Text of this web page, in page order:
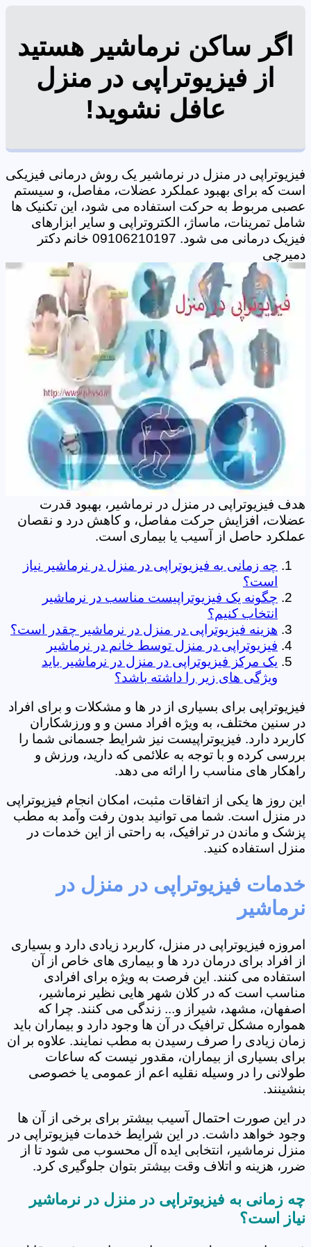
اگر ساکن نرماشیر هستید
از فیزیوتراپی در منزل
عافل نشوید!
فیزیوتراپی در منزل در نرماشیر یک روش درمانی فیزیکی
است که برای بهبود عملکرد عضلات، مفاصل، و سیستم
عصبی مربوط به حرکت استفاده می شود، این تکنیک ها
شامل تمرینات، ماساژ، الکتروتراپی و سایر ابزارهای
فیزیک درمانی می شود. 09106210197 خانم دکتر
دمیرچی
هدف فیزیوتراپی در منزل در نرماشیر، بهبود قدرت
عضلات، افزایش حرکت مفاصل، و کاهش درد و نقصان
عملکرد حاصل از آسیب یا بیماری است.
چه زمانی به فیزیوتراپی در منزل در نرماشیر نیاز
است؟
چگونه یک فیزیوتراپیست مناسب در نرماشیر
انتخاب کنیم؟
هزینه فیزیوتراپی در منزل در نرماشیر چقدر است؟
فیزیوتراپی در منزل توسط خانم در نرماشیر
یک مرکز فیزیوتراپی در منزل در نرماشیر باید
ویژگی های زیر را داشته باشد؟
فیزیوتراپی برای بسیاری از در ها و مشکلات و برای افراد
در سنین مختلف، به ویژه افراد مسن و و ورزشکاران
کاربرد دارد. فیزیوتراپیست نیز شرایط جسمانی شما را
بررسی کرده و با توجه به علائمی که دارید، ورزش و
راهکار های مناسب را ارائه می دهد.
این روز ها یکی از اتفاقات مثبت، امکان انجام فیزیوتراپی
در منزل است. شما می توانید بدون رفت وآمد به مطب
پزشک و ماندن در ترافیک، به راحتی از این خدمات در
منزل استفاده کنید.
خدمات فیزیوتراپی در منزل در
نرماشیر
امروزه فیزیوتراپی در منزل، کاربرد زیادی دارد و بسیاری
از افراد برای درمان درد ها و بیماری های خاص از آن
استفاده می کنند. این فرصت به ویژه برای افرادی
مناسب است که در کلان شهر هایی نظیر نرماشیر،
اصفهان، مشهد، شیراز و... زندگی می کنند. چرا که
همواره مشکل ترافیک در آن ها وجود دارد و بیماران باید
زمان زیادی را صرف رسیدن به مطب نمایند. علاوه بر ان
برای بسیاری از بیماران، مقدور نیست که ساعات
طولانی را در وسیله نقلیه اعم از عمومی یا خصوصی
بنشینند.
در این صورت احتمال آسیب بیشتر برای برخی از آن ها
وجود خواهد داشت. در این شرایط خدمات فیزیوتراپی در
منزل نرماشیر، انتخابی ایده آل محسوب می شود تا از
ضرر، هزینه و اتلاف وقت بیشتر بتوان جلوگیری کرد.
چه زمانی به فیزیوتراپی در منزل در نرماشیر
نیاز است؟